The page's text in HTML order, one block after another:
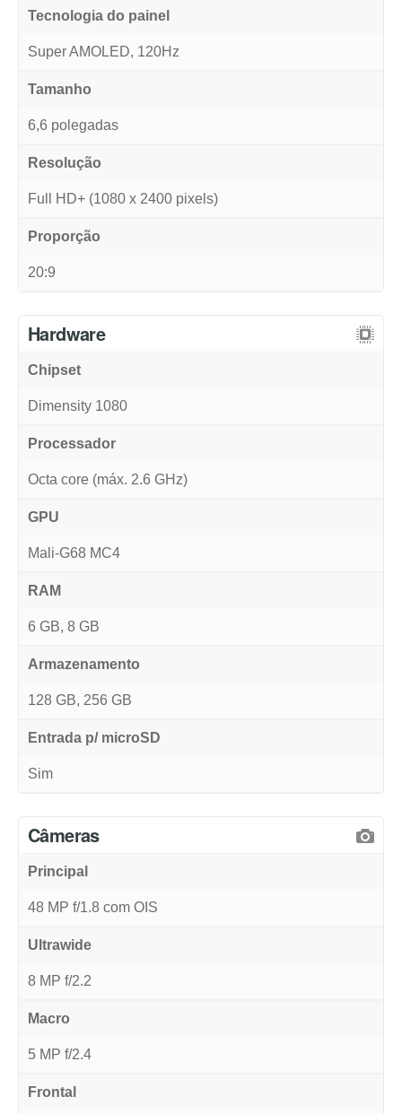
Tecnologia do painel
Super AMOLED, 120Hz
Tamanho
6,6 polegadas
Resolução
Full HD+ (1080 x 2400 pixels)
Proporção
20:9
Hardware
Chipset
Dimensity 1080
Processador
Octa core (máx. 2.6 GHz)
GPU
Mali-G68 MC4
RAM
6 GB, 8 GB
Armazenamento
128 GB, 256 GB
Entrada p/ microSD
Sim
Câmeras
Principal
48 MP f/1.8 com OIS
Ultrawide
8 MP f/2.2
Macro
5 MP f/2.4
Frontal